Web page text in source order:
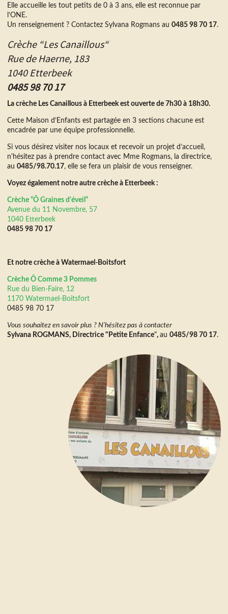
Elle accueille les tout petits de 0 à 3 ans, elle est reconnue par
l’ONE.
Un renseignement ? Contactez Sylvana Rogmans au 0485 98 70 17.
Crèche “Les Canaillous“
Rue de Haerne, 183
1040 Etterbeek
0485 98 70 17
La crèche Les Canaillous à Etterbeek est ouverte de 7h30 à 18h30.
Cette Maison d’Enfants est partagée en 3 sections chacune est
encadrée par une équipe professionnelle.
Si vous désirez visiter nos locaux et recevoir un projet d’accueil,
n'hésitez pas à prendre contact avec Mme Rogmans, la directrice,
au 0485/98.70.17, elle se fera un plaisir de vous renseigner.
Voyez également notre autre crèche à Etterbeek :
Crèche “Ô Graines d'éveil “
Avenue du 11 Novembre, 57
1040 Etterbeek
0485 98 70 17
Et notre crèche à Watermael-Boitsfort
Crèche Ô Comme 3 Pommes
Rue du Bien-Faire, 12
1170 Watermael-Boitsfort
0485 98 70 17
Vous souhaitez en savoir plus ? N’hésitez pas à contacter
Sylvana ROGMANS, Directrice "Petite Enfance", au 0485/98 70 17.